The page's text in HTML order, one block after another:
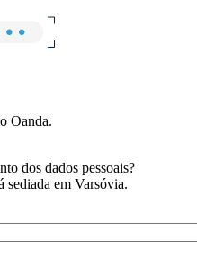
Oanda.
dos dados pessoais?
em Varsóvia.